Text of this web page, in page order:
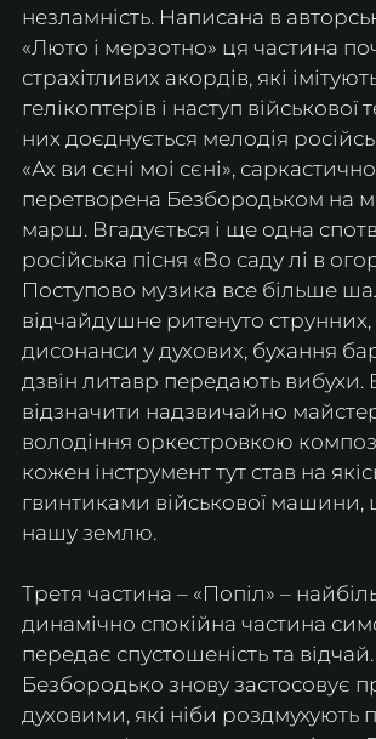
незламність. Написана в
«Люто і мерзотно» ця частина
страхітливих акордів, які
гелікоптерів і наступ військової
них доєднується мелодія
«Ах ви сєні моі сєні», саркастично
перетворена Безбородьком на
марш. Вгадується і ще одна
російська пісня «Во саду лі в
Поступово музика все більше
відчайдушне ритенуто
дисонанси у духових, бухання
дзвін литавр передають вибухи.
відзначити надзвичайно
володіння оркестровкою
кожен інструмент тут став на
гвинтиками військової машини,
нашу землю.
Третя частина – «Попіл» –
динамічно спокійна частина
передає спустошеність та відчай.
Безбородько знову застосовує
духовими, які ніби роздмухують